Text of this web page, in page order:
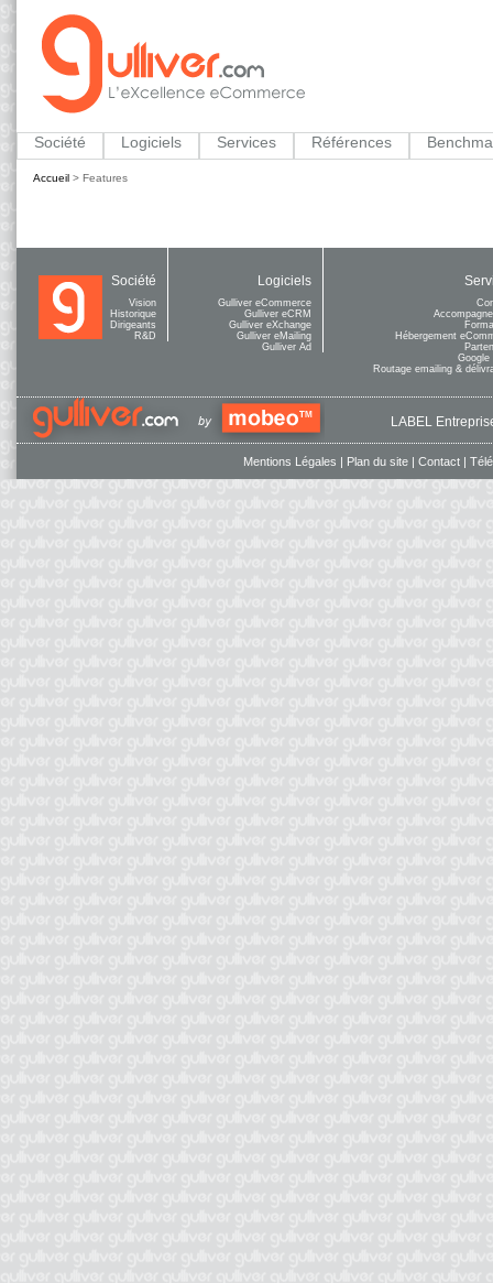
Société Logiciels Services Références
Accueil > Features
Société
Vision
Historique
Dirigeants
R&D
Logiciels
Gulliver eCommerce
Gulliver eCRM
Gulliver eXchange
Gulliver eMailing
Gulliver Ad
Hébergement
Google
Routage emailing &
LABEL
Mentions Légales | Plan du site | Contact |